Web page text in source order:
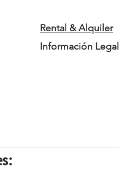
Rental & Alquiler
Información Legal